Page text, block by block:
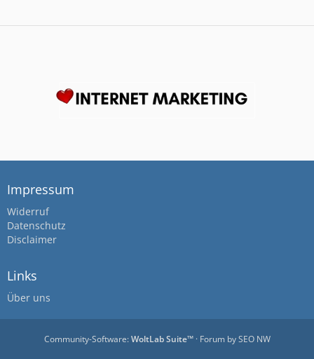
Impressum
Widerruf
Datenschutz
Disclaimer
Links
Über uns
Community-Software:WoltLab Suite™· Forum bySEO NW